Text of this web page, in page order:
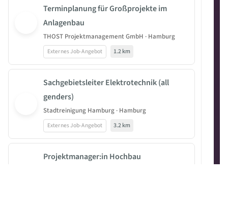
Terminplanung für Großprojekte im
Anlagenbau
THOST Projektmanagement GmbH · Hamburg
Externes Job-Angebot 1.2 km
Sachgebietsleiter Elektrotechnik (all
genders)
Stadtreinigung Hamburg · Hamburg
Externes Job-Angebot 3.2 km
Projektmanager:in Hochbau